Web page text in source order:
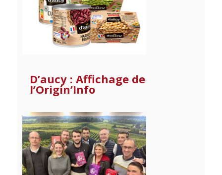
D’aucy : Affichage de
l’Origin’Info